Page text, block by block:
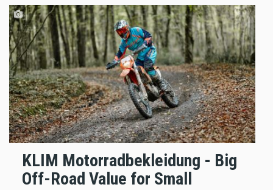
KLIM Motorradbekleidung - Big
Off-Road Value for Small